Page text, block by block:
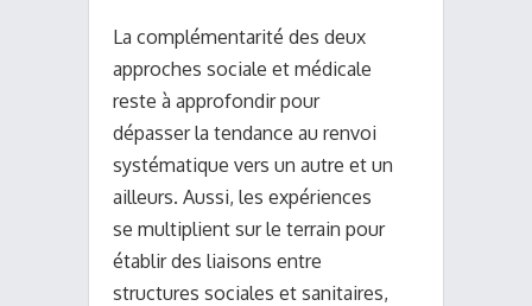
La complémentarité des deux
approches sociale et médicale
reste à approfondir pour
dépasser la tendance au renvoi
systématique vers un autre et un
ailleurs. Aussi, les expériences
se multiplient sur le terrain pour
établir des liaisons entre
structures sociales et sanitaires,